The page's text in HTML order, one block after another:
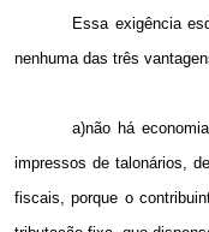
Essa exigência
nenhuma das três
a)não há
impressos de talonários,
fiscais, porque o